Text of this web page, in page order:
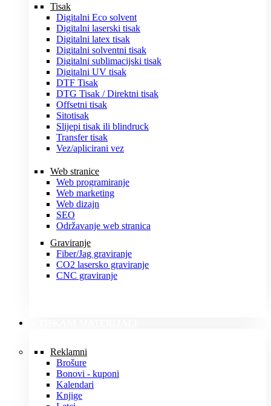
Tisak
Digitalni Eco solvent
Digitalni laserski tisak
Digitalni latex tisak
Digitalni solventni tisak
Digitalni sublimacijski tisak
Digitalni UV tisak
DTF Tisak
DTG Tisak / Direktni tisak
Offsetni tisak
Sitotisak
Slijepi tisak ili blindruck
Transfer tisak
Vez/aplicirani vez
Web stranice
Web programiranje
Web marketing
Web dizajn
SEO
Održavanje web stranica
Graviranje
Fiber/Jag graviranje
CO2 lasersko graviranje
CNC graviranje
Reklamni
Brošure
Bonovi - kuponi
Kalendari
Knjige